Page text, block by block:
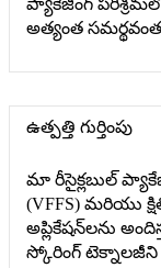
ప్యాకేజింగ్
అత్యంత
ఉత్పత్తి గుర్తింపు
మా రీసైక్లబుల్
(VFFS) మరియు
అప్లికేషన్‌లను
స్కోరింగ్